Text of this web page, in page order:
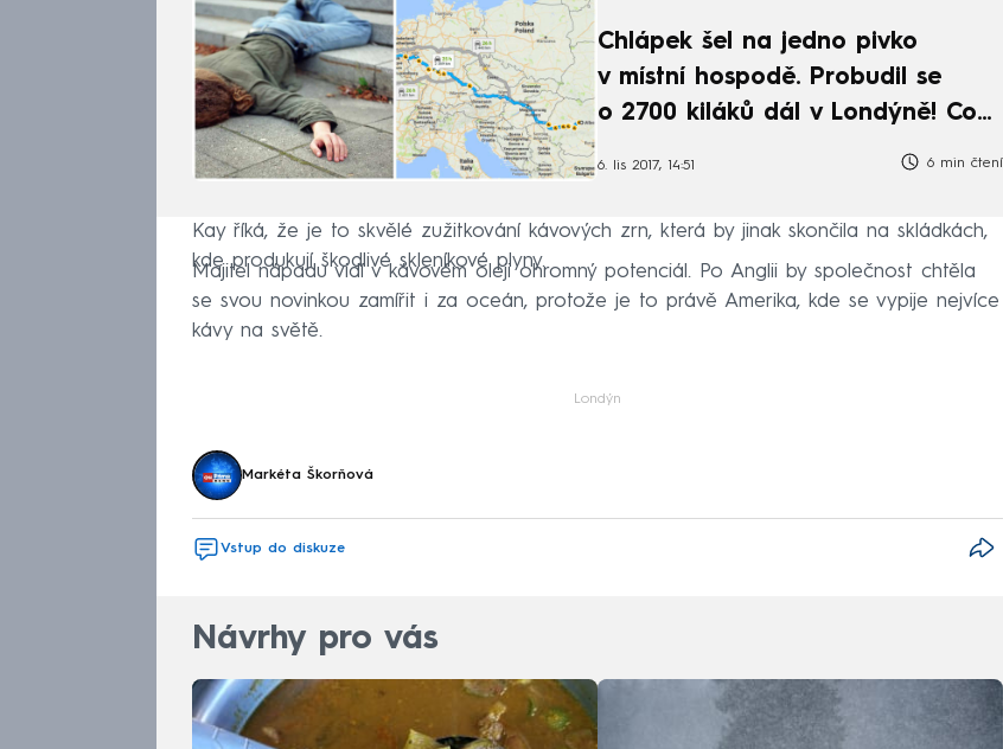
Chlápek šel na jedno pivko
v místní hospodě. Probudil se
o 2700 kiláků dál v Londýně! Co
6. lis 2017, 14:51 6 min čtení
Kay říká, že je to skvělé zužitkování kávových zrn, která by jinak skončila na skládkách,
kde produkují škodlivé skleníkové plyny.
Majitel nápadu vidí v kávovém oleji ohromný potenciál. Po Anglii by společnost chtěla
se svou novinkou zamířit i za oceán, protože je to právě Amerika, kde se vypije nejvíce
kávy na světě.
Londýn
Markéta Škorňová
Vstup do diskuze
Návrhy pro vás